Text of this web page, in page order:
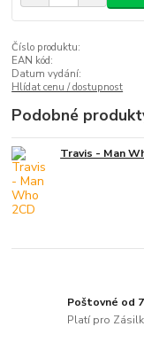
Číslo produktu:
EAN kód:
Datum vydání:
Hlídat cenu / dostupnost
Podobné
Travis - Man
Poštovné od
Platí pro